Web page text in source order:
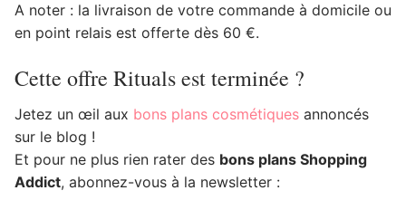
A noter : la livraison de votre commande à domicile ou
en point relais est offerte dès 60 €.
Cette offre Rituals est terminée ?
Jetez un œil aux bons plans cosmétiques annoncés
sur le blog !
Et pour ne plus rien rater des bons plans Shopping
Addict, abonnez-vous à la newsletter :